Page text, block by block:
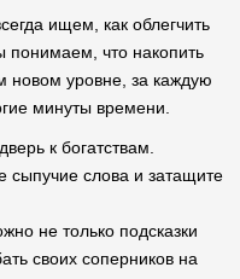
ищем, как облегчить
понимаем, что накопить
новом уровне, за каждую
минуты времени.
к богатствам.
сыпучие слова и затащите
не только подсказки
своих соперников на